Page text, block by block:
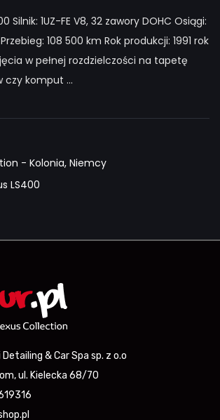
Silnik: 1UZ-FE V8, 32 zawory DOHC Osiągi:
108 500 km Rok produkcji: 1991 rok
w pełnej rozdzielczości na tapetę
czy komput ...
- Kolonia, Niemcy
LS400
& Car Spa sp. z o.o
ul. Kielecka 68/70